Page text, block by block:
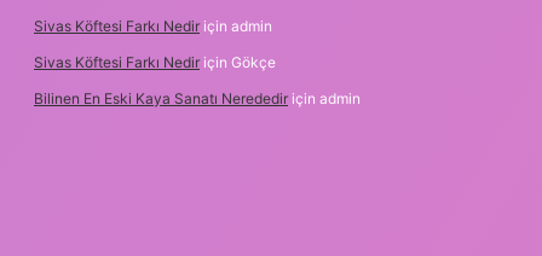
Sivas Köftesi Farkı Nedir için admin
Sivas Köftesi Farkı Nedir için Gökçe
Bilinen En Eski Kaya Sanatı Nerededir için admin